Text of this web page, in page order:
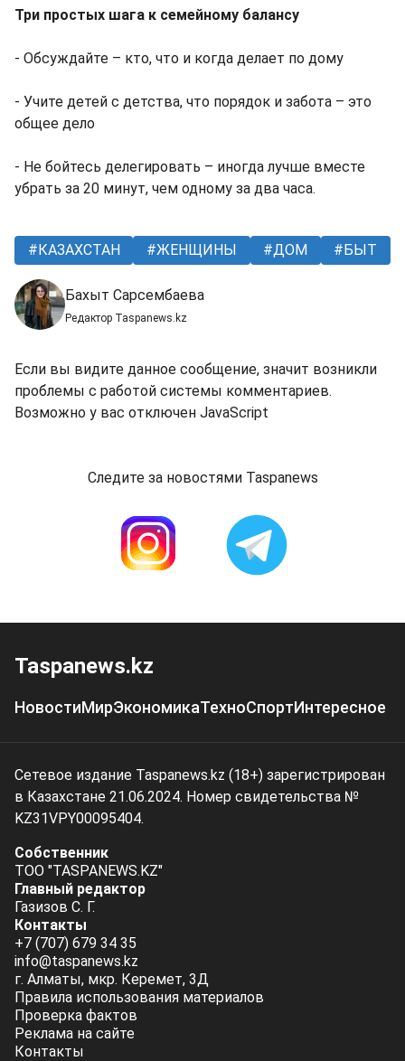
Три простых шага к семейному балансу
- Обсуждайте – кто, что и когда делает по дому
- Учите детей с детства, что порядок и забота – это
общее дело
- Не бойтесь делегировать – иногда лучше вместе
убрать за 20 минут, чем одному за два часа.
КАЗАХСТАН ЖЕНЩИНЫ ДОМ БЫТ
Бахыт Сарсембаева
Редактор Taspanews.kz
Если вы видите данное сообщение, значит возникли
проблемы с работой системы комментариев.
Возможно у вас отключен JavaScript
Следите за новостями Taspanews
Taspanews.kz
НовостиМирЭкономикаТехноСпортИнтересное
Сетевое издание Taspanews.kz (18+) зарегистрирован
в Казахстане 21.06.2024. Номер свидетельства №
KZ31VPY00095404.
Собственник
ТОО "TASPANEWS.KZ"
Главный редактор
Газизов С. Г.
Контакты
+7 (707) 679 34 35
info@taspanews.kz
г. Алматы, мкр. Керемет, 3Д
Правила использования материалов
Проверка фактов
Реклама на сайте
Контакты